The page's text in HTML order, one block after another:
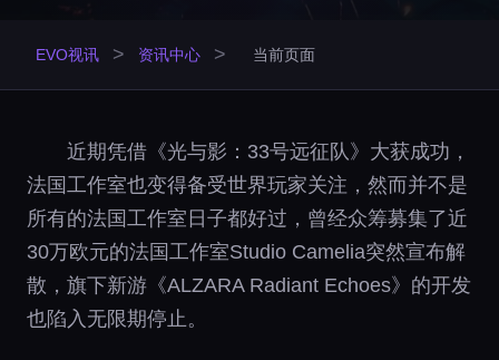
EVO视讯 > 资讯中心 > 当前页面
近期凭借《光与影：33号远征队》大获成功，
法国工作室也变得备受世界玩家关注，然而并不是
所有的法国工作室日子都好过，曾经众筹募集了近
30万欧元的法国工作室Studio Camelia突然宣布解
散，旗下新游《ALZARA Radiant Echoes》的开发
也陷入无限期停止。